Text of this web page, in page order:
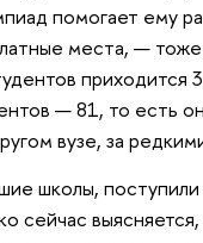
помогает ему
места, —
приходится
— 81, то есть
вузе, за
школы,
сейчас